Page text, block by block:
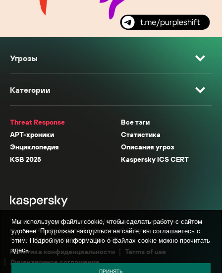
Угрозы
Категории
Threat Response
Все тэги
APT-хроники
Статистика
Энциклопедия
Описания угроз
KSB 2025
Kaspersky ICS CERT
* Facebook, Instagram, WhatsApp, Meta AI принадлежат компании Meta,
признанной экстремистской организацией в России.
© АО «Лаборатория Касперского», 2026.
Политика конфиденциальности
Terms of use
Лицензионное соглашение
Мы используем файлы cookie, чтобы сделать работу с сайтом
удобнее. Продолжая находиться на сайте, вы соглашаетесь с
этим. Подробную информацию о файлах cookie можно прочитать
здесь.
ПРИНЯТЬ